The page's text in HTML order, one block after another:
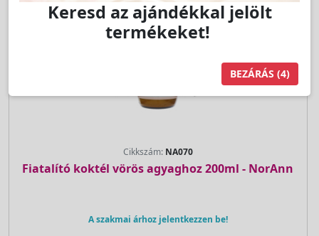
Cikkszám: NA070
Fiatalító koktél vörös agyaghoz 200ml - NorAnn
A szakmai árhoz jelentkezzen be!
Keresd az ajándékkal jelölt
termékeket!
BEZÁRÁS (3)